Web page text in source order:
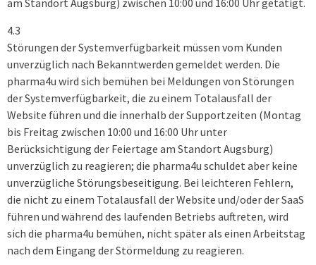
am Standort Augsburg) zwischen 10:00 und 16:00 Uhr getätigt.
4.3
Störungen der Systemverfügbarkeit müssen vom Kunden
unverzüglich nach Bekanntwerden gemeldet werden. Die
pharma4u wird sich bemühen bei Meldungen von Störungen
der Systemverfügbarkeit, die zu einem Totalausfall der
Website führen und die innerhalb der Supportzeiten (Montag
bis Freitag zwischen 10:00 und 16:00 Uhr unter
Berücksichtigung der Feiertage am Standort Augsburg)
unverzüglich zu reagieren; die pharma4u schuldet aber keine
unverzügliche Störungsbeseitigung. Bei leichteren Fehlern,
die nicht zu einem Totalausfall der Website und/oder der SaaS
führen und während des laufenden Betriebs auftreten, wird
sich die pharma4u bemühen, nicht später als einen Arbeitstag
nach dem Eingang der Störmeldung zu reagieren.